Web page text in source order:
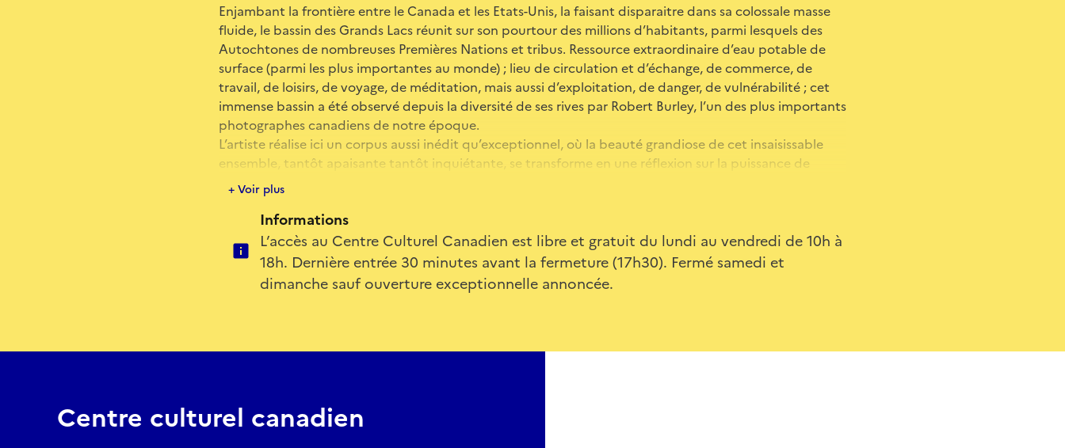
Enjambant la frontière entre le Canada et les Etats-Unis, la faisant disparaitre dans sa colossale masse
fluide, le bassin des Grands Lacs réunit sur son pourtour des millions d’habitants, parmi lesquels des
Autochtones de nombreuses Premières Nations et tribus. Ressource extraordinaire d’eau potable de
surface (parmi les plus importantes au monde) ; lieu de circulation et d’échange, de commerce, de
travail, de loisirs, de voyage, de méditation, mais aussi d’exploitation, de danger, de vulnérabilité ; cet
immense bassin a été observé depuis la diversité de ses rives par Robert Burley, l’un des plus importants
photographes canadiens de notre époque.
L’artiste réalise ici un corpus aussi inédit qu’exceptionnel, où la beauté grandiose de cet insaisissable
ensemble, tantôt apaisante tantôt inquiétante, se transforme en une réflexion sur la puissance de
l’image contemporaine. Dépouillées de toute diversion anecdotique, renvoyant les Grands Lacs à leur
grandeur première, les photographies de Robert Burley appellent le spectateur telles d’envoûtantes
sirènes.
+ Voir plus
Informations
L’accès au Centre Culturel Canadien est libre et gratuit du lundi au vendredi de 10h à
18h. Dernière entrée 30 minutes avant la fermeture (17h30). Fermé samedi et
dimanche sauf ouverture exceptionnelle annoncée.
Centre culturel canadien